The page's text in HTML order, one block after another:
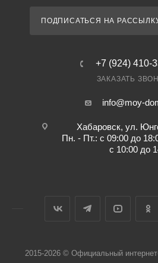
ПОДПИСАТЬСЯ НА
+7 (924) 410-
ЗАКАЗАТЬ
info@moy-
Хабаровск, ул.
Пн. - Пт.: с 09:00 до
с 10:00 до
2015-2026 © Официальный